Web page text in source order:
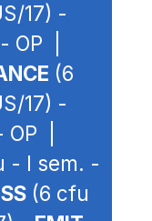
17) -
OP |
(6
17) -
OP |
- I sem. -
(6 cfu